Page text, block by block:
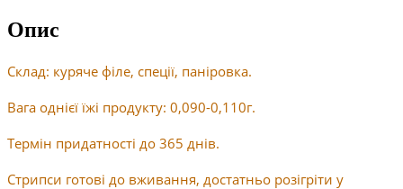
Опис
Склад: куряче філе, спеції, паніровка.
Вага однієї їжі продукту: 0,090-0,110г.
Термін придатності до 365 днів.
Стрипси готові до вживання, достатньо розігріти у